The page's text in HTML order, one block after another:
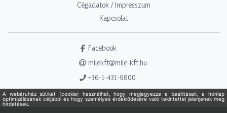
Cégadatok / Impresszum
Kapcsolat
Facebook
milekft@mile-kft.hu
+36-1-431-9800